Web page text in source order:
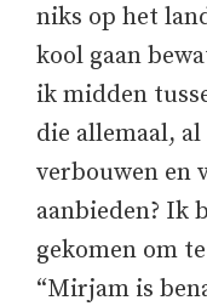
niks op het
kool gaan
ik midden
die allemaal,
verbouwen en
aanbieden? Ik
gekomen om
“Mirjam is